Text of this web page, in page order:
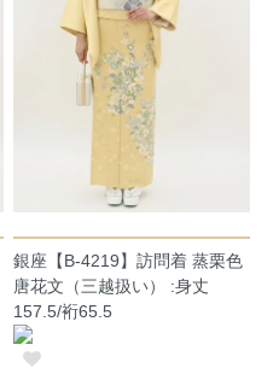
銀座【B-4219】訪問着 蒸栗色
唐花文（三越扱い） :身丈
157.5/裄65.5